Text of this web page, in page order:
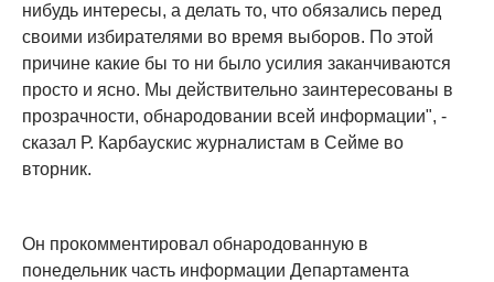
нибудь интересы, а делать то, что обязались перед
своими избирателями во время выборов. По этой
причине какие бы то ни было усилия заканчиваются
просто и ясно. Мы действительно заинтересованы в
прозрачности, обнародовании всей информации", -
сказал Р. Карбаускис журналистам в Cейме во
вторник.
Он прокомментировал обнародованную в
понедельник часть информации Департамента